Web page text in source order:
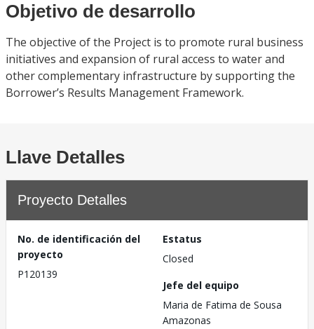
Objetivo de desarrollo
The objective of the Project is to promote rural business
initiatives and expansion of rural access to water and
other complementary infrastructure by supporting the
Borrower’s Results Management Framework.
Llave Detalles
Proyecto Detalles
No. de identificación del
proyecto
P120139
Estatus
Closed
Jefe del equipo
Maria de Fatima de Sousa
Amazonas